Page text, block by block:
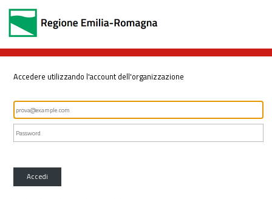
Accedere utilizzando l'account dell'organizzazione
Accedi